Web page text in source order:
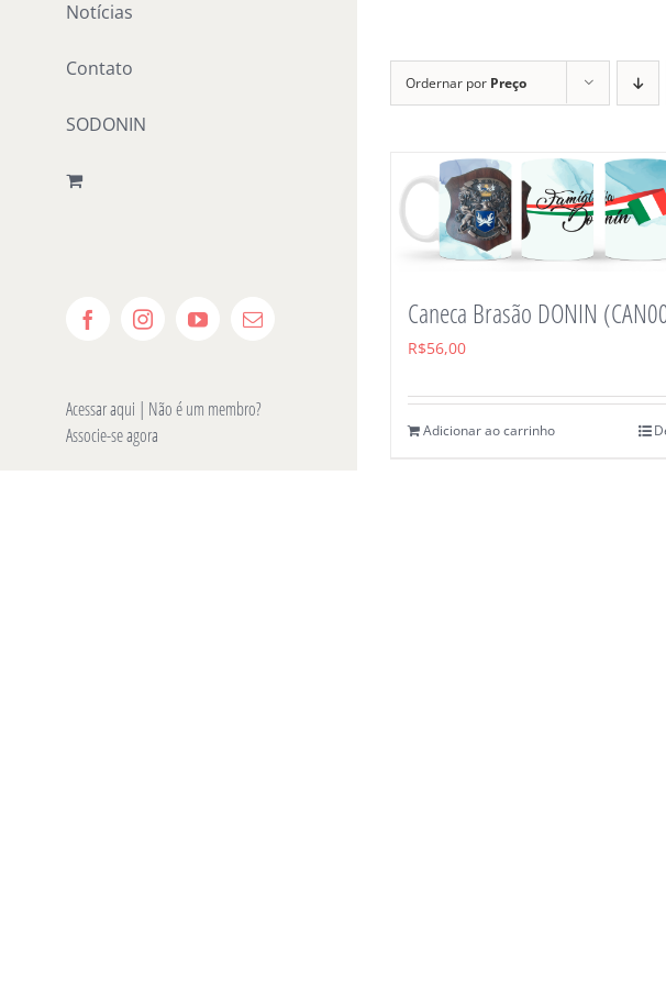
Notícias
Contato
SODONIN
FacebookInstagramYouTube
E-
Acessar aqui | Não é um membro?
Associe-se agora
Ordernar por Preço
Caneca Brasão DONIN
R$56,00
Adicionar ao carrinho